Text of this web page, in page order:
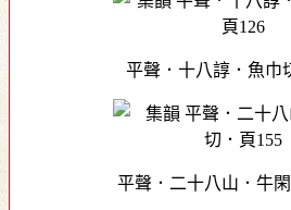
平聲．十八諄．魚巾
平聲．二十八山．牛